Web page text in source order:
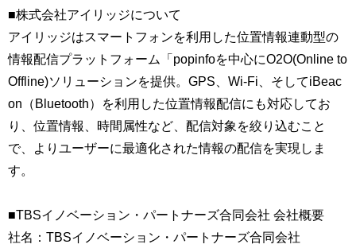
■株式会社アイリッジについて
アイリッジはスマートフォンを利用した位置情報連動型の
情報配信プラットフォーム「popinfoを中心にO2O(Online to
Offline)ソリューションを提供。GPS、Wi-Fi、そしてiBeac
on（Bluetooth）を利用した位置情報配信にも対応してお
り、位置情報、時間属性など、配信対象を絞り込むこと
で、よりユーザーに最適化された情報の配信を実現しま
す。
■TBSイノベーション・パートナーズ合同会社 会社概要
社名：TBSイノベーション・パートナーズ合同会社